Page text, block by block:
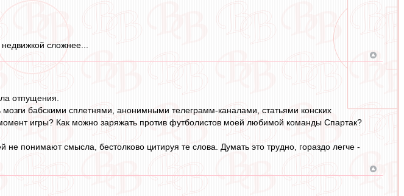
сложнее...
отпущения.
бабскими сплетнями, анонимными телеграмм-каналами, статьями конских
игры? Как можно заряжать против футболистов моей любимой команды Спартак?
понимают смысла, бестолково цитируя те слова. Думать это трудно, гораздо легче -